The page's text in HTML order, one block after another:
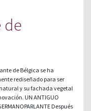
de
de Bélgica se ha
rediseñado para ser
y su fachada vegetal
UN ANTIGUO
Después